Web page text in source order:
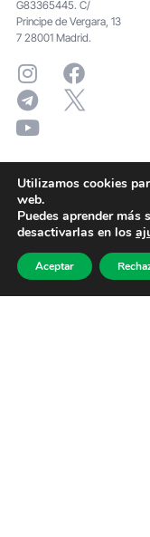
G83365445. C/
Principe de Vergara, 13
7 28001 Madrid.
Utilizamos cookies
web.
Puedes aprender
desactivarlas en los
Aceptar